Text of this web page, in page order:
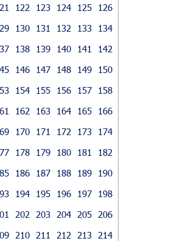
122 123 124 125
126
130 131 132 133
134
138 139 140 141
142
146 147 148 149
150
154 155 156 157
158
162 163 164 165
166
170 171 172 173
174
178 179 180 181
182
186 187 188 189
190
194 195 196 197
198
202 203 204 205
206
210 211 212 213
214